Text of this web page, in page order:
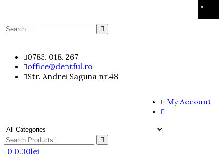
×
Search
content
0783. 018. 267
office@dentful.ro
Str. Andrei Saguna nr.48
My Account
Search
for
0 0.00lei